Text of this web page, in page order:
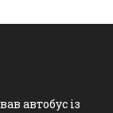
автобус із